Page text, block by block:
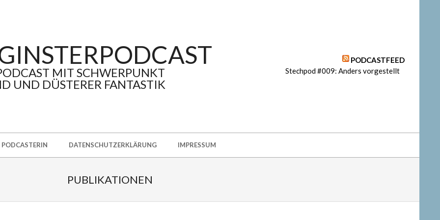
MIT SCHWERPUNKT
UND DÜSTERER FANTASTIK
PODCASTFEED
Stechpod #009: Anders vorgestellt
PODCASTERIN DATENSCHUTZERKLÄRUNG IMPRESSUM
PUBLIKATIONEN